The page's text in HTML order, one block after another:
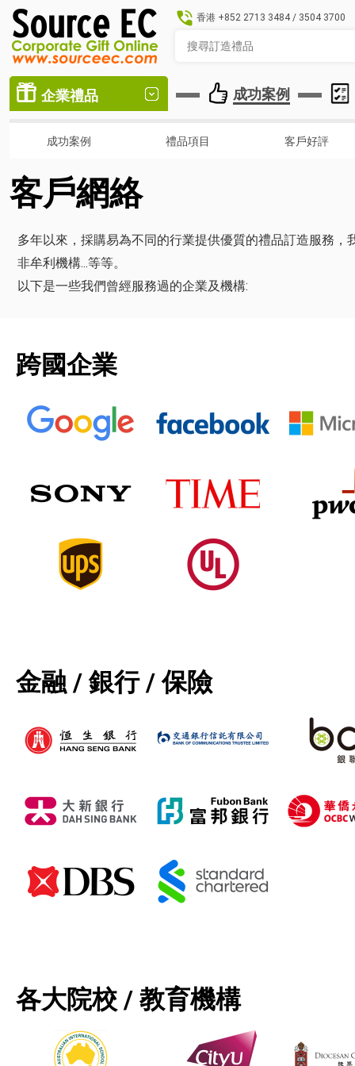
香港 +852 2713 3484 / 3504 3700
企業禮品 成功案例
成功案例 禮品項目 客戶好評
客戶網絡
多年以來，採購易為不同的行業提供優質的禮品訂造服務
非牟利機構...等等。
以下是一些我們曾經服務過的企業及機構:
跨國企業
金融 / 銀行 / 保險
各大院校 / 教育機構